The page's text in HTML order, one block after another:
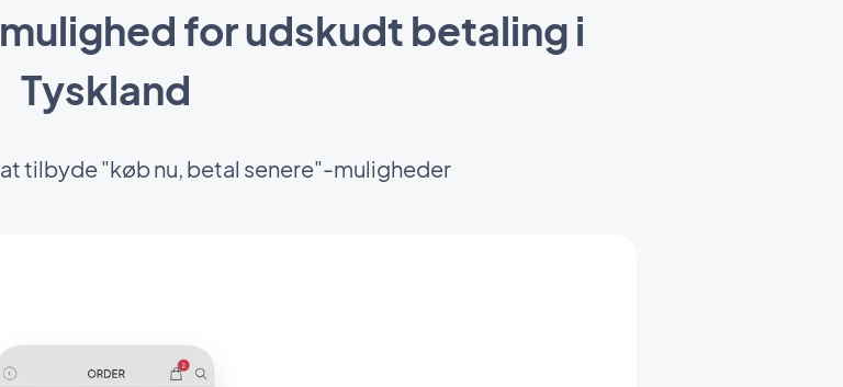
for udskudt betaling i
Tyskland
tilbyde "køb nu, betal senere"-muligheder